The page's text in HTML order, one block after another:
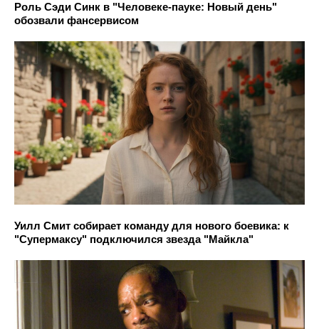
Роль Сэди Синк в "Человеке-пауке: Новый день"
обозвали фансервисом
Уилл Смит собирает команду для нового боевика: к
"Супермаксу" подключился звезда "Майкла"